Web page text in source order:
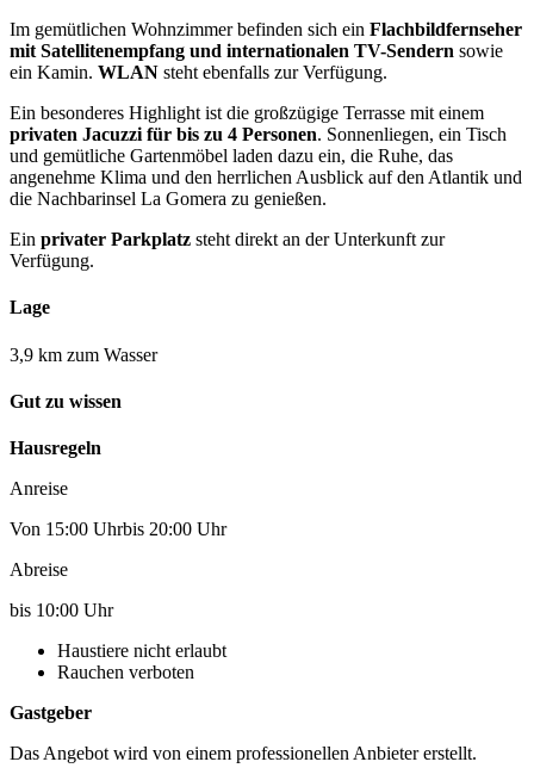
Im gemütlichen Wohnzimmer befinden sich ein Flachbildfernseher
mit Satellitenempfang und internationalen TV-Sendern sowie
ein Kamin. WLAN steht ebenfalls zur Verfügung.
Ein besonderes Highlight ist die großzügige Terrasse mit einem
privaten Jacuzzi für bis zu 4 Personen. Sonnenliegen, ein Tisch
und gemütliche Gartenmöbel laden dazu ein, die Ruhe, das
angenehme Klima und den herrlichen Ausblick auf den Atlantik und
die Nachbarinsel La Gomera zu genießen.
Ein privater Parkplatz steht direkt an der Unterkunft zur
Verfügung.
Lage
3,9 km zum Wasser
Gut zu wissen
Hausregeln
Anreise
Von 15:00 Uhrbis 20:00 Uhr
Abreise
bis 10:00 Uhr
Haustiere nicht erlaubt
Rauchen verboten
Gastgeber
Das Angebot wird von einem professionellen Anbieter erstellt.